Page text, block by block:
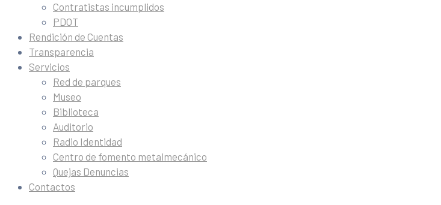
Contratistas incumplidos
PDOT
Rendición de Cuentas
Transparencia
Servicios
Red de parques
Museo
Biblioteca
Auditorio
Radio Identidad
Centro de fomento metalmecánico
Quejas Denuncias
Contactos